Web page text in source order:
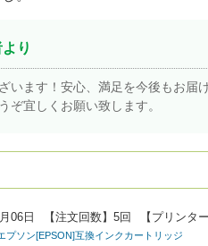
り
います！安心、満足を今後もお届
ぞ宜しくお願い致します。
06日 【注文回数】 5回 【プリンタ
プソン[EPSON]互換インクカートリッジ